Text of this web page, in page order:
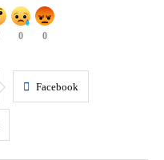
0 0
Facebook